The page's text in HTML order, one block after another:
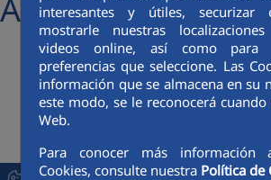
interesantes y útiles, securizar
mostrarle nuestras
videos online, así como para
preferencias que seleccione. Las
información que se almacena en su
este modo, se le reconocerá
Web.
Para conocer más información
Cookies, consulte nuestra Política de
Actualités
Dernières